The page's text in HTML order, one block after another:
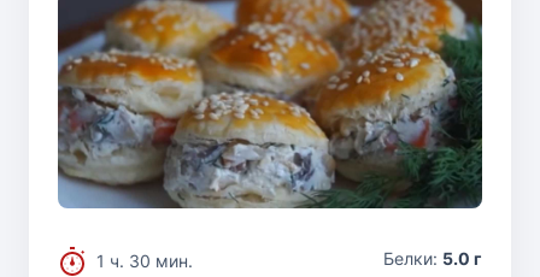
1 ч. 30 мин.
Белки: 5.0 г